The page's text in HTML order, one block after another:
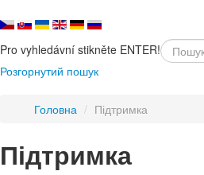
Pro vyhledávní stikněte ENTER!
Розгорнутий пошук
Головна / Підтримка
Підтримка